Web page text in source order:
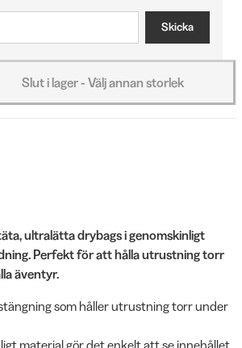
Skicka
Slut i lager - Välj annan storlek
ultralätta drybags i genomskinligt
Perfekt för att hålla utrustning torr
äventyr.
som håller utrustning torr under
material gör det enkelt att se innehållet